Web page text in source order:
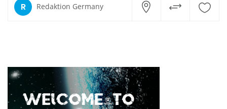
R Redaktion Germany